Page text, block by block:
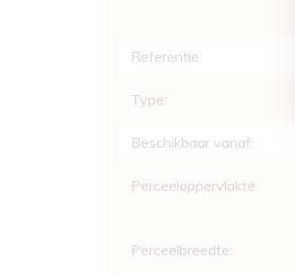
Referentie:
Type:
Beschikbaar vanaf:
Perceeloppervlakte:
Perceelbreedte: